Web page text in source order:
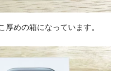
厚めの箱になっています。